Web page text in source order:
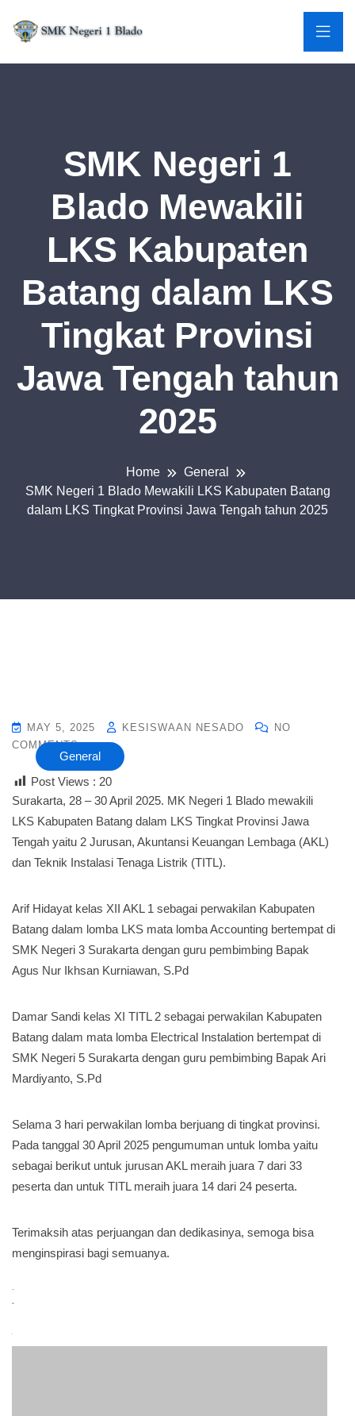
SMK Negeri 1
Blado Mewakili
LKS Kabupaten
Batang dalam LKS
Tingkat Provinsi
Jawa Tengah tahun
2025
Home
General
SMK Negeri 1 Blado Mewakili LKS Kabupaten Batang
dalam LKS Tingkat Provinsi Jawa Tengah tahun 2025
General
MAY 5, 2025 KESISWAAN NESADO
NO
COMMENTS
Post Views : 20
Surakarta, 28 – 30 April 2025. MK Negeri 1 Blado mewakili
LKS Kabupaten Batang dalam LKS Tingkat Provinsi Jawa
Tengah yaitu 2 Jurusan, Akuntansi Keuangan Lembaga (AKL)
dan Teknik Instalasi Tenaga Listrik (TITL).
Arif Hidayat kelas XII AKL 1 sebagai perwakilan Kabupaten
Batang dalam lomba LKS mata lomba Accounting bertempat di
SMK Negeri 3 Surakarta dengan guru pembimbing Bapak
Agus Nur Ikhsan Kurniawan, S.Pd
Damar Sandi kelas XI TITL 2 sebagai perwakilan Kabupaten
Batang dalam mata lomba Electrical Instalation bertempat di
SMK Negeri 5 Surakarta dengan guru pembimbing Bapak Ari
Mardiyanto, S.Pd
Selama 3 hari perwakilan lomba berjuang di tingkat provinsi.
Pada tanggal 30 April 2025 pengumuman untuk lomba yaitu
sebagai berikut untuk jurusan AKL meraih juara 7 dari 33
peserta dan untuk TITL meraih juara 14 dari 24 peserta.
Terimaksih atas perjuangan dan dedikasinya, semoga bisa
menginspirasi bagi semuanya.